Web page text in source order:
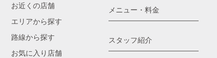
お近くの店舗
エリアから探す
路線から探す
お気に入り店舗
メニュー・料金
スタッフ紹介